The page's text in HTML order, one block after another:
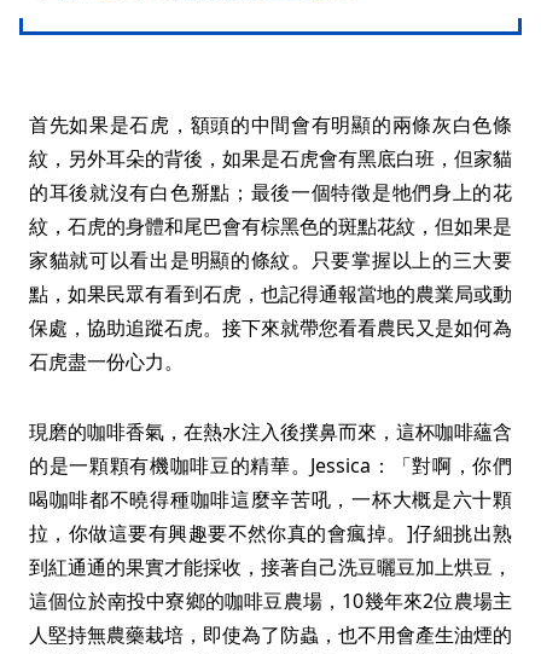
首先如果是石虎，額頭的中間會有明顯的兩條灰白色條
紋，另外耳朵的背後，如果是石虎會有黑底白班，但家貓
的耳後就沒有白色掰點；最後一個特徵是牠們身上的花
紋，石虎的身體和尾巴會有棕黑色的斑點花紋，但如果是
家貓就可以看出是明顯的條紋。只要掌握以上的三大要
點，如果民眾有看到石虎，也記得通報當地的農業局或動
保處，協助追蹤石虎。接下來就帶您看看農民又是如何為
石虎盡一份心力。
現磨的咖啡香氣，在熱水注入後撲鼻而來，這杯咖啡蘊含
的是一顆顆有機咖啡豆的精華。Jessica：「對啊，你們
喝咖啡都不曉得種咖啡這麼辛苦吼，一杯大概是六十顆
拉，你做這要有興趣要不然你真的會瘋掉。]仔細挑出熟
到紅通通的果實才能採收，接著自己洗豆曬豆加上烘豆，
這個位於南投中寮鄉的咖啡豆農場，10幾年來2位農場主
人堅持無農藥栽培，即使為了防蟲，也不用會產生油煙的